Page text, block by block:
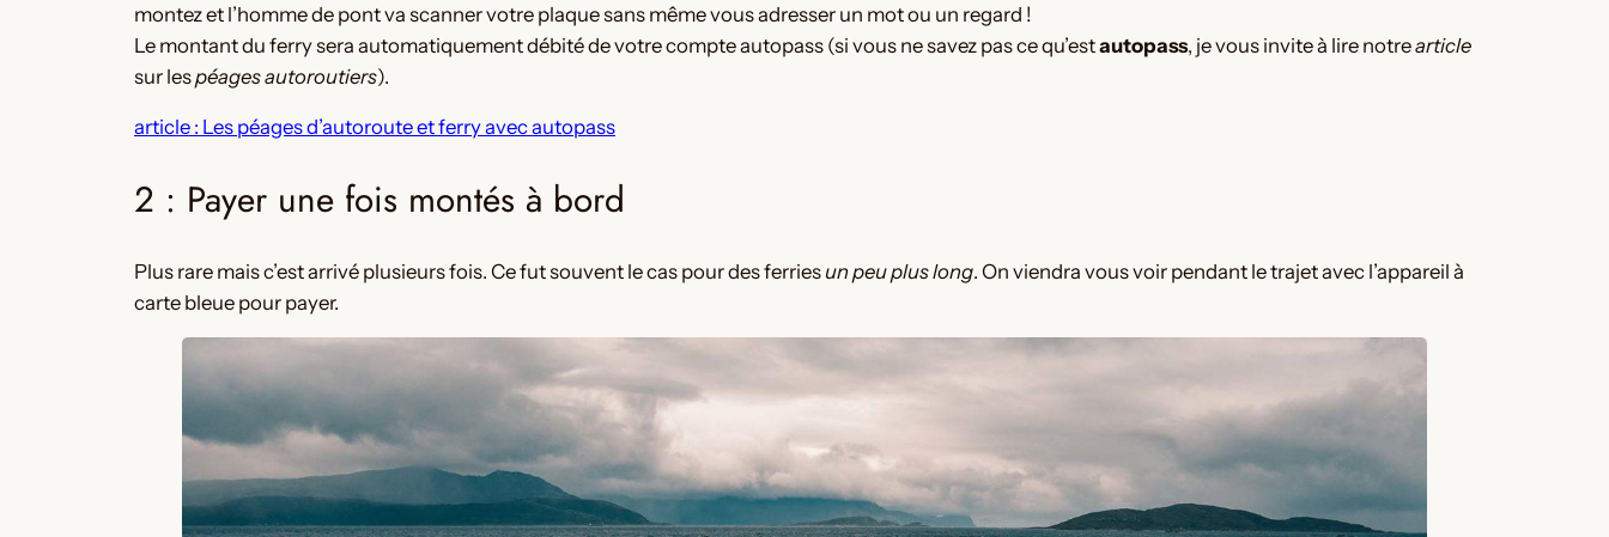
montez et l’homme de pont va scanner votre plaque sans même vous adresser un mot ou un regard !
Le montant du ferry sera automatiquement débité de votre compte autopass (si vous ne savez pas ce qu’estautopass, je vous invite à lire notrearticle
sur lespéages autoroutiers).
article : Les péages d’autoroute et ferry avec autopass
2 : Payer une fois montés à bord
Plus rare mais c’est arrivé plusieurs fois. Ce fut souvent le cas pour des ferries un peu plus long. On viendra vous voir pendant le trajet avec l’appareil à
carte bleue pour payer.